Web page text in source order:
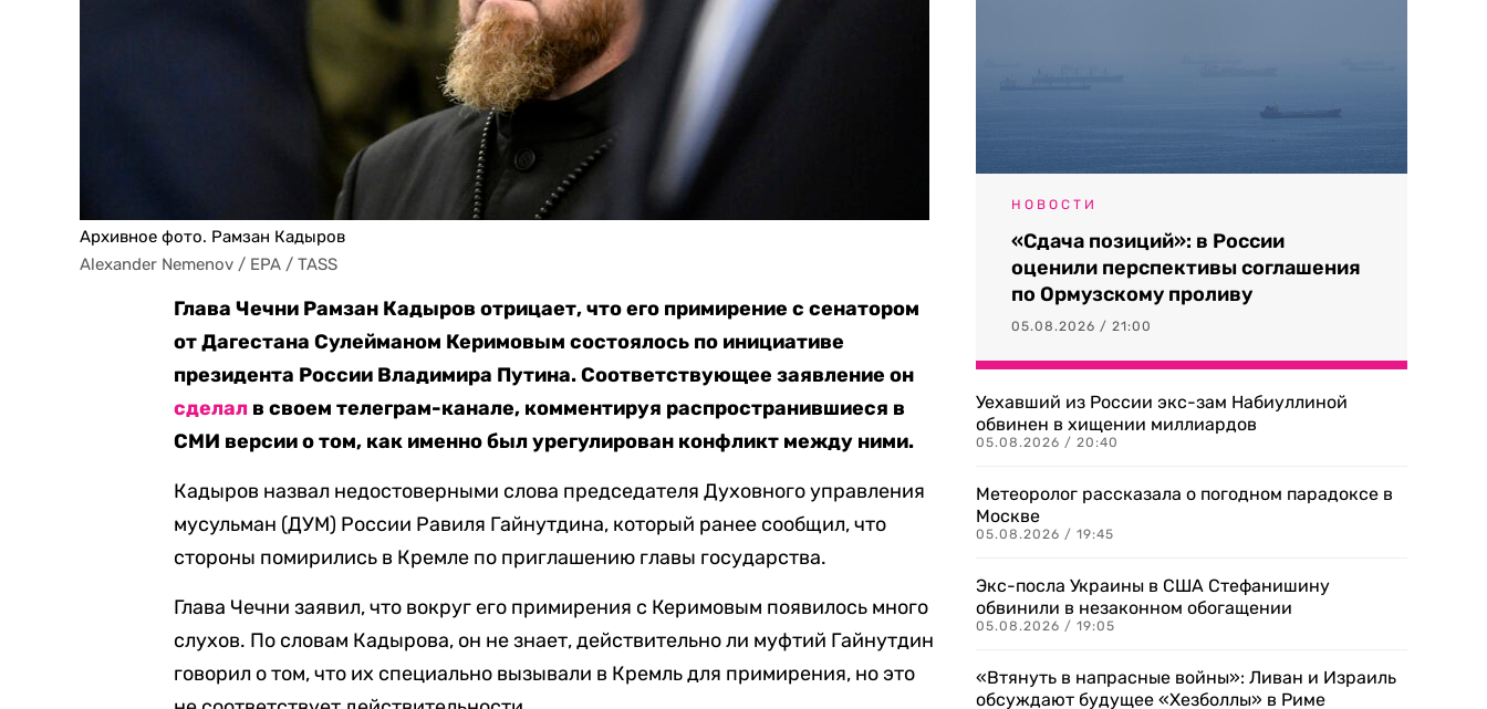
Архивное фото. Рамзан Кадыров
Alexander Nemenov / EPA / TASS
Глава Чечни Рамзан Кадыров отрицает, что его примирение с сенатором
от Дагестана Сулейманом Керимовым состоялось по инициативе
президента России Владимира Путина. Соответствующее заявление он
сделал в своем телеграм-канале, комментируя распространившиеся в
СМИ версии о том, как именно был урегулирован конфликт между ними.
Кадыров назвал недостоверными слова председателя Духовного управления
мусульман (ДУМ) России Равиля Гайнутдина, который ранее сообщил, что
стороны помирились в Кремле по приглашению главы государства.
Глава Чечни заявил, что вокруг его примирения с Керимовым появилось много
слухов. По словам Кадырова, он не знает, действительно ли муфтий Гайнутдин
говорил о том, что их специально вызывали в Кремль для примирения, но это
НОВОСТИ
«Сдача позиций»: в России
оценили перспективы соглашения
по Ормузскому проливу
05.08.2026 / 21:00
Уехавший из России экс-зам Набиуллиной
обвинен в хищении миллиардов
05.08.2026 / 20:40
Метеоролог рассказала о погодном парадоксе в
Москве
05.08.2026 / 19:45
Экс-посла Украины в США Стефанишину
обвинили в незаконном обогащении
05.08.2026 / 19:05
«Втянуть в напрасные войны»: Ливан и Израиль
обсуждают будущее «Хезболлы» в Риме